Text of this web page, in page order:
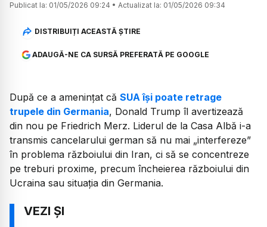
Publicat la: 01/05/2026 09:24 • Actualizat la: 01/05/2026 09:34
DISTRIBUIȚI ACEASTĂ ȘTIRE
ADAUGĂ-NE CA SURSĂ PREFERATĂ PE GOOGLE
După ce a amenințat că SUA își poate retrage
trupele din Germania, Donald Trump îl avertizează
din nou pe Friedrich Merz. Liderul de la Casa Albă i-a
transmis cancelarului german să nu mai „interfereze”
în problema războiului din Iran, ci să se concentreze
pe treburi proxime, precum încheierea războiului din
Ucraina sau situația din Germania.